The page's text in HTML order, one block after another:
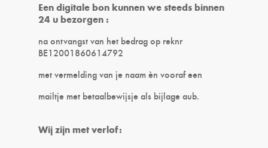
Een digitale bon kunnen we steeds binnen
24 u bezorgen :
na ontvangst van het bedrag op reknr
BE12001860614792
met vermelding van je naam èn vooraf een
mailtje met betaalbewijsje als bijlage aub.
Wij zijn met verlof: